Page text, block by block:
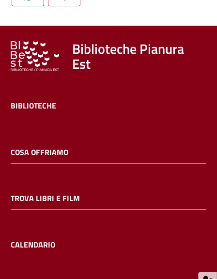
e
Calendario
Online
ragazzi
i
l
Biblioteche Pianura
Est
BIBLIOTECHE
COSA OFFRIAMO
TROVA LIBRI E FILM
CALENDARIO